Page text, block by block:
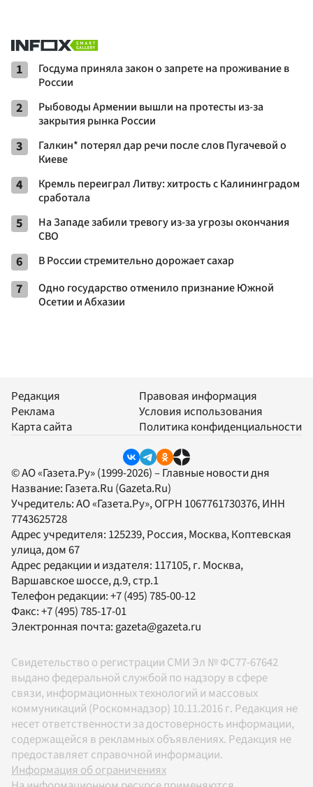
1
Госдума приняла закон о запрете на проживание в
России
2
Рыбоводы Армении вышли на протесты из-за
закрытия рынка России
3
Галкин* потерял дар речи после слов Пугачевой о
Киеве
4
Кремль переиграл Литву: хитрость с Калининградом
сработала
5
На Западе забили тревогу из-за угрозы окончания
СВО
6 В России стремительно дорожает сахар
7
Одно государство отменило признание Южной
Осетии и Абхазии
Редакция
Реклама
Карта сайта
Правовая информация
Условия использования
Политика конфиденциальности
© АО «Газета.Ру» (1999-2026) – Главные новости дня
Название: Газета.Ru (Gazeta.Ru)
Учредитель:АО «Газета.Ру», ОГРН 1067761730376, ИНН
7743625728
Адрес учредителя: 125239, Россия, Москва, Коптевская
улица, дом 67
Адрес редакции и издателя: 117105, г. Москва,
Варшавское шоссе, д.9, стр.1
Телефон редакции:+7 (495) 785-00-12
Факс:+7 (495) 785-17-01
Электронная почта:gazeta@gazeta.ru
Свидетельство о регистрации СМИ Эл № ФС77-67642
выдано федеральной службой по надзору в сфере
связи, информационных технологий и массовых
коммуникаций (Роскомнадзор) 10.11.2016 г. Редакция не
несет ответственности за достоверность информации,
содержащейся в рекламных объявлениях. Редакция не
предоставляет справочной информации.
Информация об ограничениях